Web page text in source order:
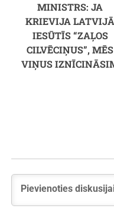
MINISTRS: JA
KRIEVIJA LATVIJĀ
IESŪTĪS “ZAĻOS
CILVĒCIŅUS”, MĒS
VIŅUS